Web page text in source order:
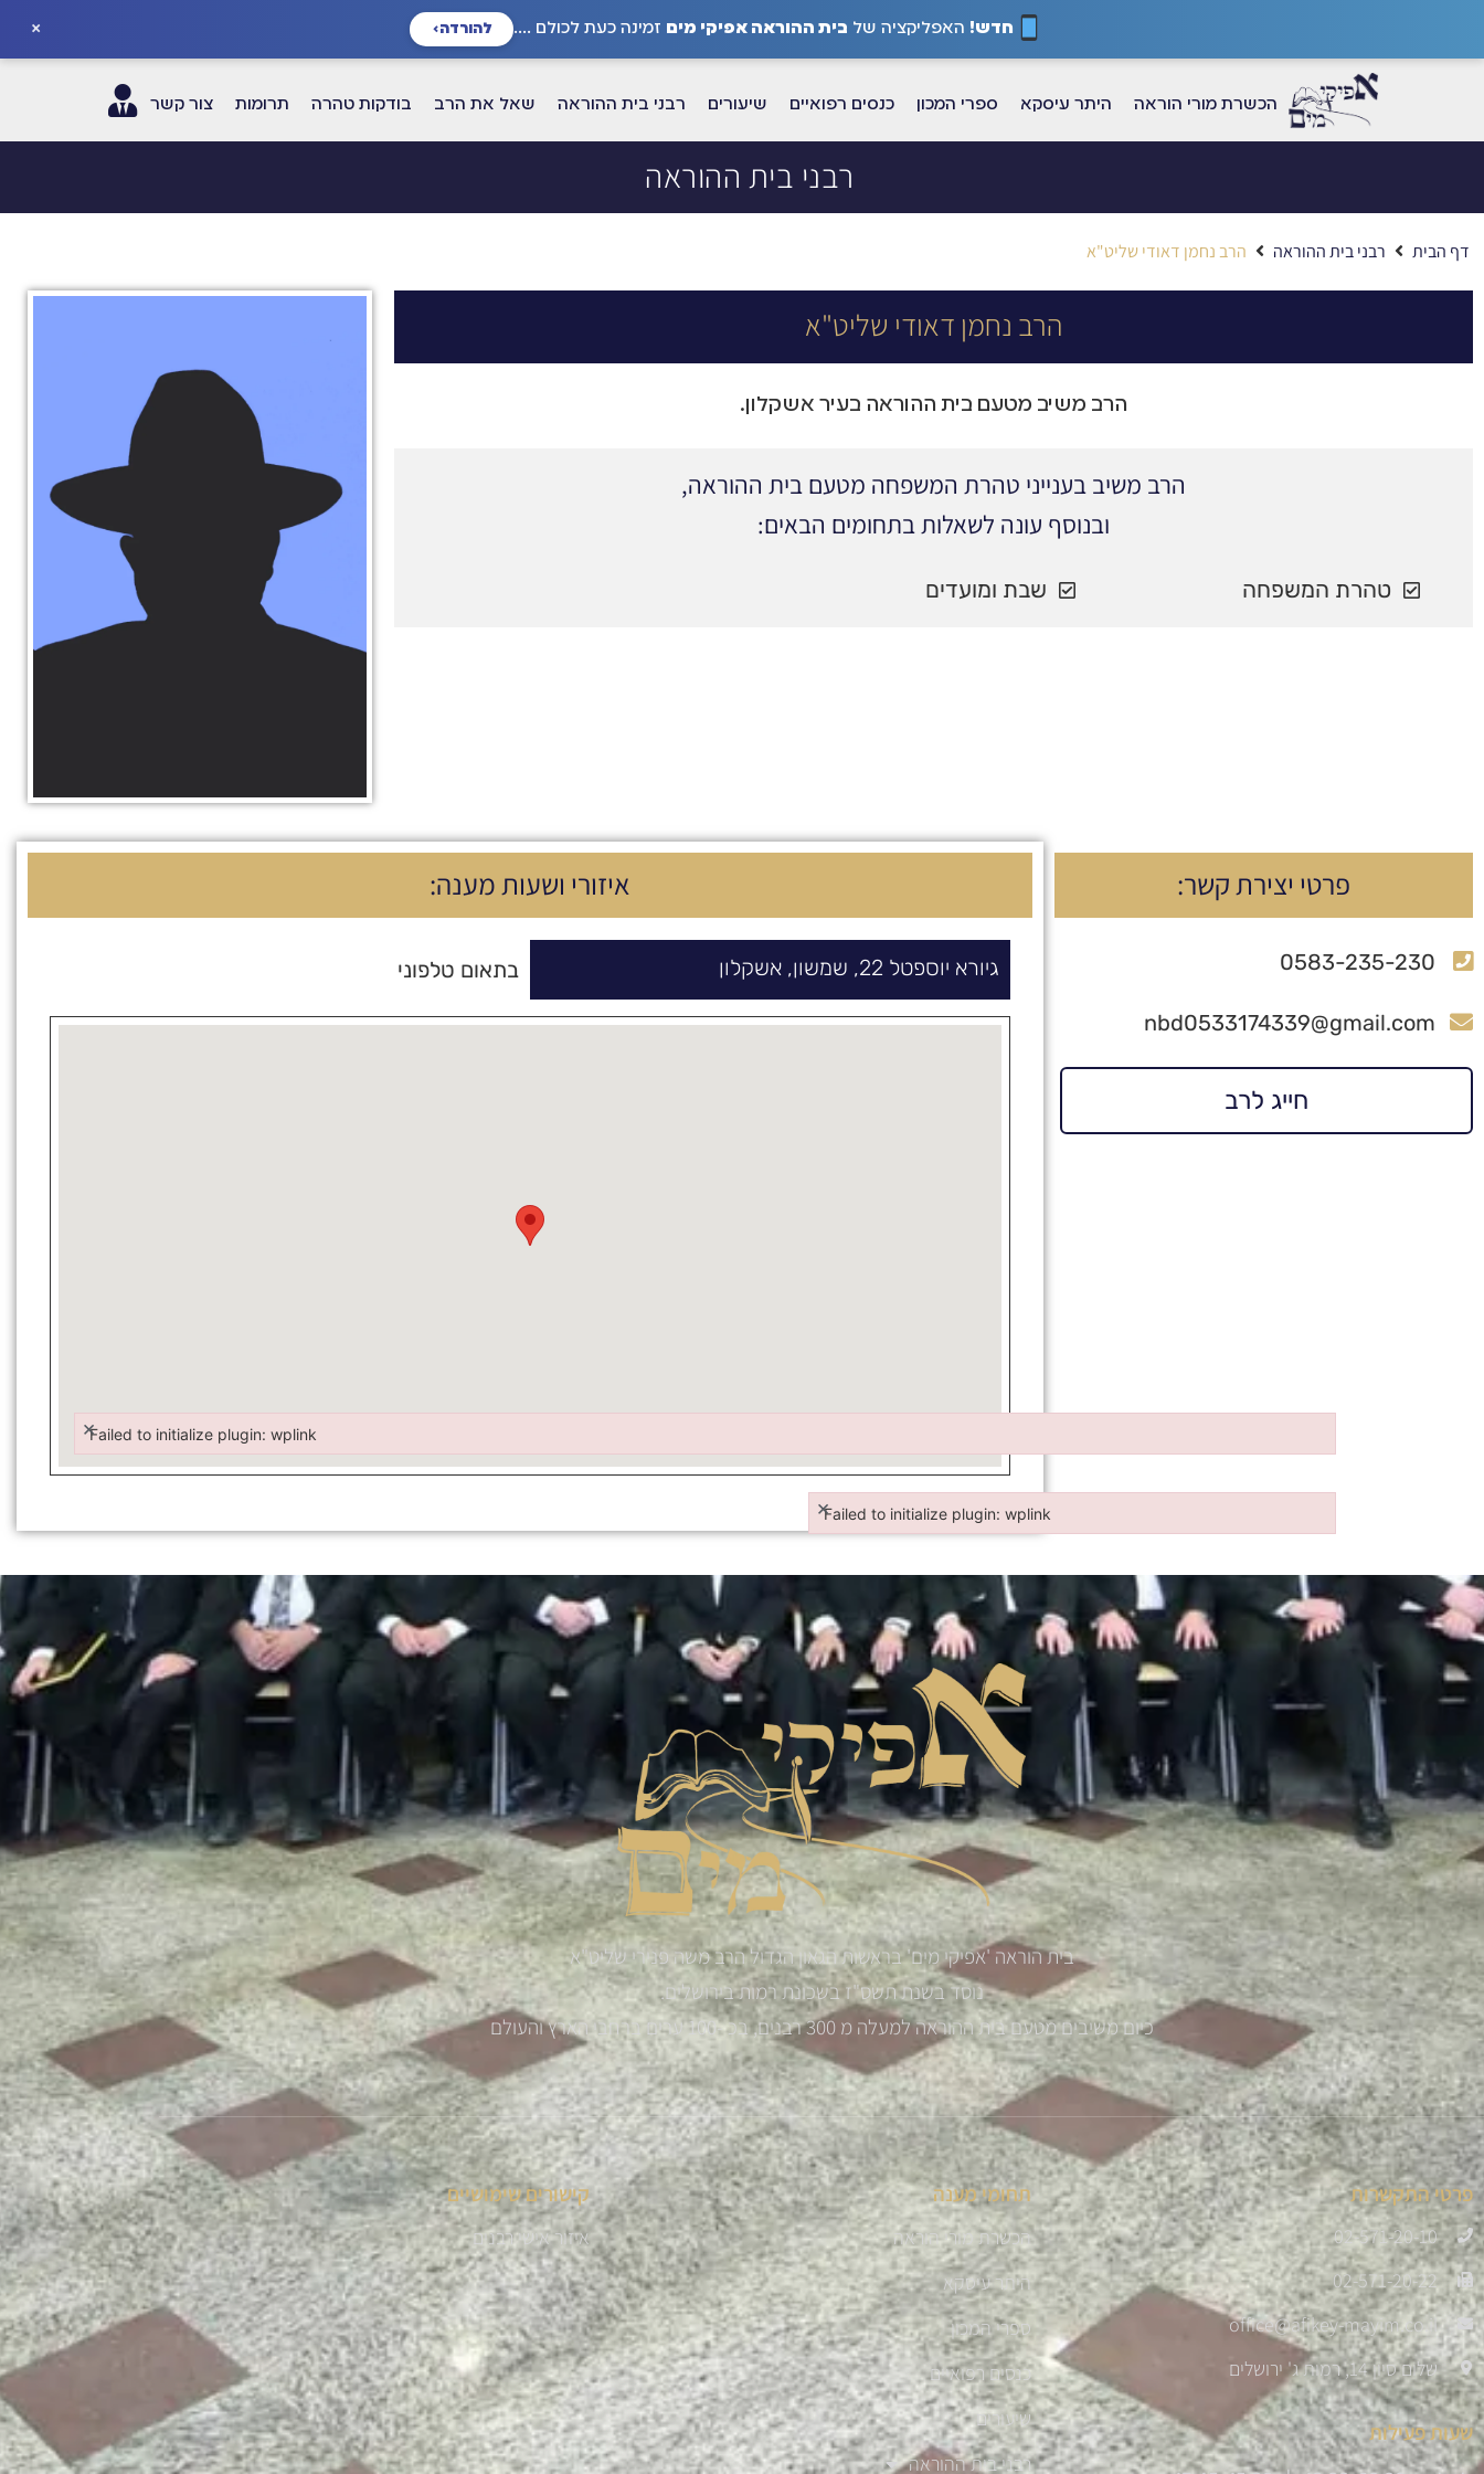
חדש! האפליקציה של בית ההוראה אפיקי מים זמינה כעת לכולם .... להורדה›
×
הכשרת מורי הוראה היתר עיסקא ספרי המכון כנסים רפואיים שיעורים רבני בית ההוראה שאל את הרב בודקות טהרה תרומות צור קשר
רבני בית ההוראה
דף הבית רבני בית ההוראה הרב נחמן דאודי שליט"א
הרב נחמן דאודי שליט"א
הרב משיב מטעם בית ההוראה בעיר אשקלון.
הרב משיב בענייני טהרת המשפחה מטעם בית ההוראה,
ובנוסף עונה לשאלות בתחומים הבאים:
טהרת המשפחה שבת ומועדים
פרטי יצירת קשר:
0583-235-230
nbd0533174339@gmail.com
חייג לרב
איזורי ושעות מענה:
גיורא יוספטל 22, שמשון, אשקלון בתאום טלפוני
בית הוראה 'אפיקי מים' בראשות הגאון הגדול הרב משה פנירי שליט"א
נוסד בשנת תשס"ז בשכונת רמות בירושלים.
כיום משיבים מטעם בית ההוראה למעלה מ 300 רבנים, בכ -100 ערים ברחבי הארץ והעולם
פרטי התקשרות
02-571-20-10
02-571-20-22
office@afikey-mayim.co.il
שלום סיון 14, רמות ג' ירושלים
שעות פעילות
תחומי מענה
הכשרת מורי הוראה
היתר עיסקא
ספרי המכון
כנסים רפואיים
שיעורים
רבני בית ההוראה
קישורים שימושיים
איזור אישי רבנים
Failed to initialize plugin: wplink
×
Failed to initialize plugin: wplink
Failed to initialize plugin: wplink
×